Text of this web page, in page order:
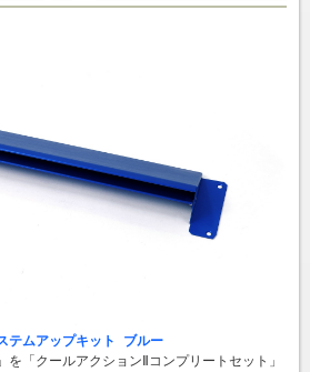
テムアップキット ブルー
を「クールアクションⅡコンプリートセット」